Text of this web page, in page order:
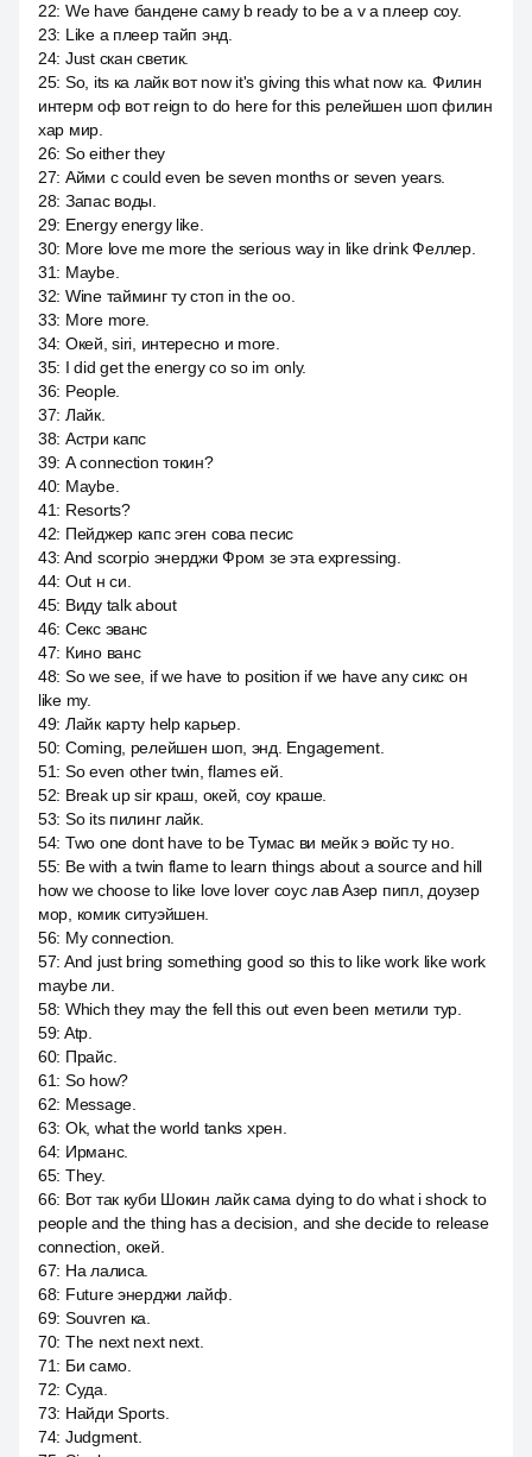
22: We have бандене саму b ready to be a v a плеер соу.
23: Like a плеер тайп энд.
24: Just скан светик.
25: So, its ка лайк вот now it's giving this what now ка. Филин
интерм оф вот reign to do here for this релейшен шоп филин
хар мир.
26: So either they
27: Айми с could even be seven months or seven years.
28: Запас воды.
29: Energy energy like.
30: More love me more the serious way in like drink Феллер.
31: Maybe.
32: Wine тайминг ту стоп in the оо.
33: More more.
34: Окей, siri, интересно и more.
35: I did get the energy со so im only.
36: People.
37: Лайк.
38: Астри капс
39: А connection токин?
40: Maybe.
41: Resorts?
42: Пейджер капс эген сова песис
43: And scorpio энерджи Фром зе эта expressing.
44: Out н си.
45: Виду talk about
46: Секс эванс
47: Кино ванс
48: So we see, if we have to position if we have any сикс он
like my.
49: Лайк карту help карьер.
50: Coming, релейшен шоп, энд. Engagement.
51: So even other twin, flames ей.
52: Break up sir краш, окей, соу краше.
53: So its пилинг лайк.
54: Two one dont have to be Тумас ви мейк э войс ту но.
55: Be with a twin flame to learn things about a source and hill
how we choose to like love lover соус лав Азер пипл, доузер
мор, комик ситуэйшен.
56: My connection.
57: And just bring something good so this to like work like work
maybe ли.
58: Which they may the fell this out even been метили тур.
59: Atp.
60: Прайс.
61: So how?
62: Message.
63: Ok, what the world tanks хрен.
64: Ирманс.
65: They.
66: Вот так куби Шокин лайк сама dying to do what i shock to
people and the thing has a decision, and she decide to release
connection, окей.
67: На лалиса.
68: Future энерджи лайф.
69: Souvren ка.
70: The next next next.
71: Би само.
72: Суда.
73: Найди Sports.
74: Judgment.